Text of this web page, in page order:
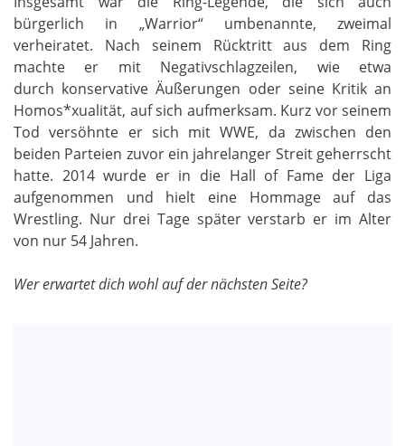
bürgerlich in „Warrior“ umbenannte, zweimal
verheiratet. Nach seinem Rücktritt aus dem Ring
machte er mit Negativschlagzeilen, wie etwa
durch konservative Äußerungen oder seine Kritik an
Homos*xualität, auf sich aufmerksam. Kurz vor seinem
Tod versöhnte er sich mit WWE, da zwischen den
beiden Parteien zuvor ein jahrelanger Streit geherrscht
hatte. 2014 wurde er in die Hall of Fame der Liga
aufgenommen und hielt eine Hommage auf das
Wrestling. Nur drei Tage später verstarb er im Alter
von nur 54 Jahren.
Wer erwartet dich wohl auf der nächsten Seite?